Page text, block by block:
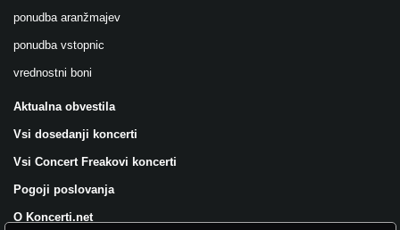
ponudba aranžmajev
ponudba vstopnic
vrednostni boni
Aktualna obvestila
Vsi dosedanji koncerti
Vsi Concert Freakovi koncerti
Pogoji poslovanja
O Koncerti.net